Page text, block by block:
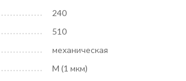
240
510
механическая
M (1 мкм)